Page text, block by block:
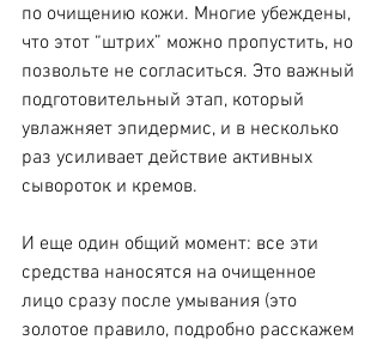
по очищению кожи. Многие убеждены,
что этот “штрих” можно пропустить, но
позвольте не согласиться. Это важный
подготовительный этап, который
увлажняет эпидермис, и в несколько
раз усиливает действие активных
сывороток и кремов.
И еще один общий момент: все эти
средства наносятся на очищенное
лицо сразу после умывания (это
золотое правило, подробно расскажем